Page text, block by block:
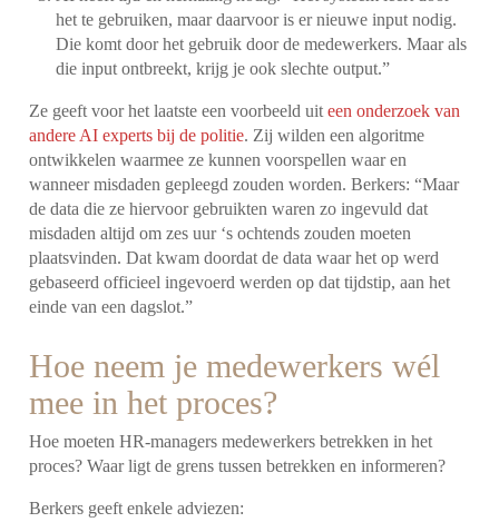
het te gebruiken, maar daarvoor is er nieuwe input nodig.
Die komt door het gebruik door de medewerkers. Maar als
die input ontbreekt, krijg je ook slechte output.”
Ze geeft voor het laatste een voorbeeld uiteen onderzoek van
andere AI experts bij de politie. Zij wilden een algoritme
ontwikkelen waarmee ze kunnen voorspellen waar en
wanneer misdaden gepleegd zouden worden. Berkers: “Maar
de data die ze hiervoor gebruikten waren zo ingevuld dat
misdaden altijd om zes uur ‘s ochtends zouden moeten
plaatsvinden. Dat kwam doordat de data waar het op werd
gebaseerd officieel ingevoerd werden op dat tijdstip, aan het
einde van een dagslot.”
Hoe neem je medewerkers wél
mee in het proces?
Hoe moeten HR-managers medewerkers betrekken in het
proces? Waar ligt de grens tussen betrekken en informeren?
Berkers geeft enkele adviezen: